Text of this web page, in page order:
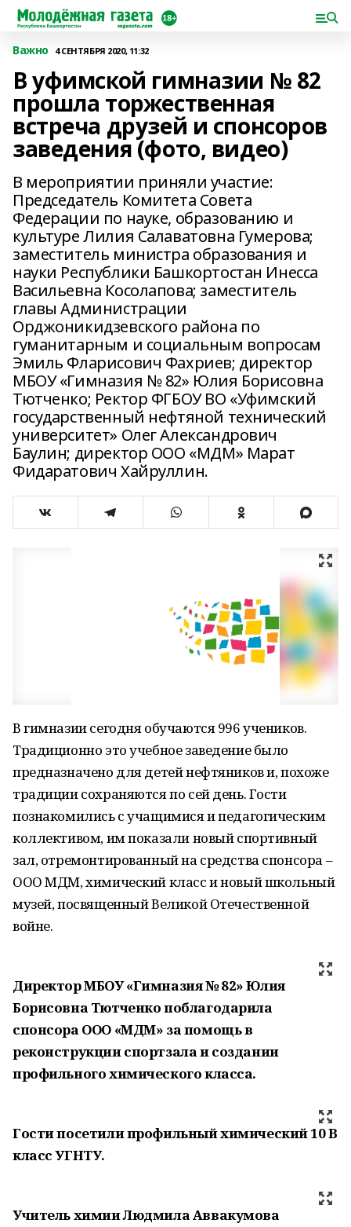
Важно 4 СЕНТЯБРЯ 2020, 11:32
В уфимской гимназии № 82
прошла торжественная
встреча друзей и спонсоров
заведения (фото, видео)
В мероприятии приняли участие:
Председатель Комитета Совета
Федерации по науке, образованию и
культуре Лилия Салаватовна Гумерова;
заместитель министра образования и
науки Республики Башкортостан Инесса
Васильевна Косолапова; заместитель
главы Администрации
Орджоникидзевского района по
гуманитарным и социальным вопросам
Эмиль Фларисович Фахриев; директор
МБОУ «Гимназия № 82» Юлия Борисовна
Тютченко; Ректор ФГБОУ ВО «Уфимский
государственный нефтяной технический
университет» Олег Александрович
Баулин; директор ООО «МДМ» Марат
Фидаратович Хайруллин.
В гимназии сегодня обучаются 996 учеников.
Традиционно это учебное заведение было
предназначено для детей нефтяников и, похоже
традиции сохраняются по сей день. Гости
познакомились с учащимися и педагогическим
коллективом, им показали новый спортивный
зал, отремонтированный на средства спонсора –
ООО МДМ, химический класс и новый школьный
музей, посвященный Великой Отечественной
войне.
Директор МБОУ «Гимназия № 82» Юлия
Борисовна Тютченко поблагодарила
спонсора ООО «МДМ» за помощь в
реконструкции спортзала и создании
профильного химического класса.
Гости посетили профильный химический 10 В
класс УГНТУ.
Учитель химии Людмила Аввакумова